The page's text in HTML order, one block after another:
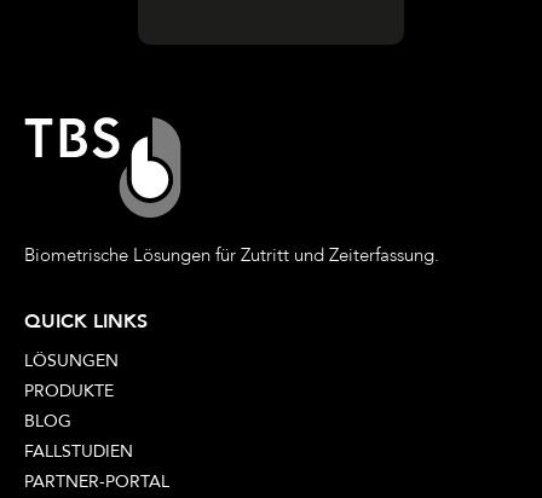
Biometrische Lösungen für Zutritt und Zeiterfassung.
QUICK LINKS
LÖSUNGEN
PRODUKTE
BLOG
FALLSTUDIEN
PARTNER-PORTAL